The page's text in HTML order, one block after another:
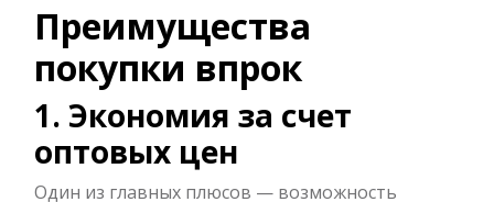
Преимущества
покупки впрок
1. Экономия за счет
оптовых цен
Один из главных плюсов — возможность